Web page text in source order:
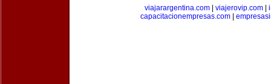
viajarargentina.com| viajerovip.com|
capacitacionempresas.com